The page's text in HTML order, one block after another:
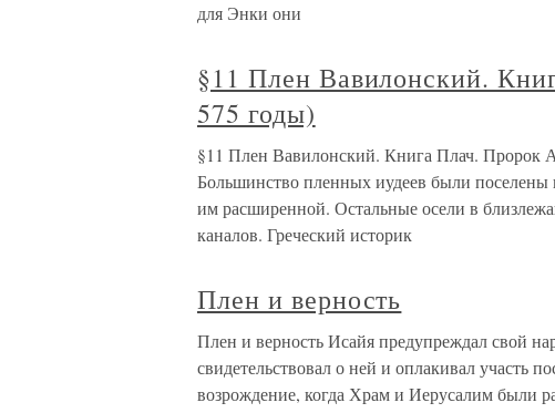
для Энки они
§11 Плен Вавилонский.
575 годы)
§11 Плен Вавилонский. Книга Плач. Пророк
Большинство пленных иудеев были поселены
им расширенной. Остальные осели в
каналов. Греческий историк
Плен и верность
Плен и верность Исайя предупреждал свой
свидетельствовал о ней и оплакивал участь
возрождение, когда Храм и Иерусалим были